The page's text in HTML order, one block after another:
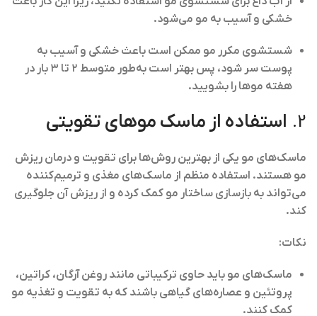
خشکی و آسیب به مو می‌شود.
شستشوی مکرر مو ممکن است باعث خشکی و آسیب به
پوست سر شود، پس بهتر است به‌طور متوسط ۲ تا ۳ بار در
هفته موها را بشویید.
2. استفاده از ماسک موهای تقویتی
ماسک‌های مو یکی از بهترین روش‌ها برای تقویت و درمان ریزش
مو هستند. استفاده منظم از ماسک‌های مغذی و ترمیم‌کننده
می‌تواند به بازسازی ساختار مو کمک کرده و از ریزش آن جلوگیری
کند.
نکات:
ماسک‌های مو باید حاوی ترکیباتی مانند روغن آرگان، کراتین،
پروتئین و عصاره‌های گیاهی باشند که به تقویت و تغذیه مو
کمک کنند.